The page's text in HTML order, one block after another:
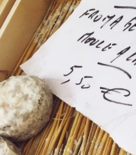
会いに。韓国」
学びの教科書。」
想図 2026」
新・開運術。」
ば、幸せ」